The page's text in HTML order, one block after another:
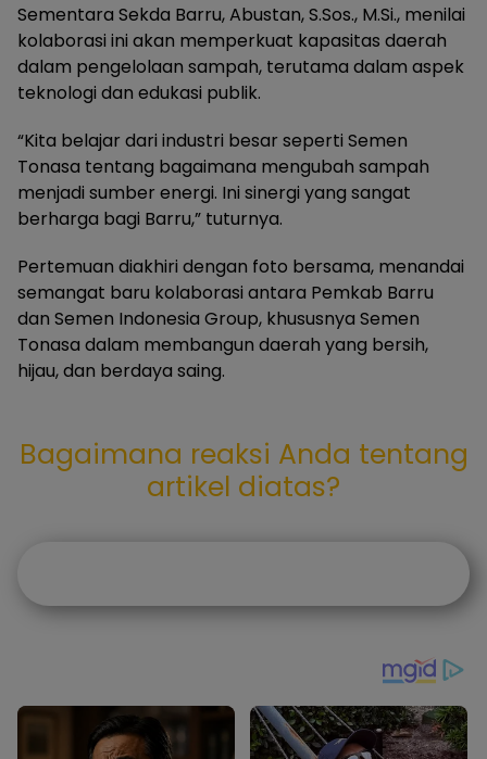
Sementara Sekda Barru, Abustan, S.Sos., M.Si., menilai
kolaborasi ini akan memperkuat kapasitas daerah
dalam pengelolaan sampah, terutama dalam aspek
teknologi dan edukasi publik.
“Kita belajar dari industri besar seperti Semen
Tonasa tentang bagaimana mengubah sampah
menjadi sumber energi. Ini sinergi yang sangat
berharga bagi Barru,” tuturnya.
Pertemuan diakhiri dengan foto bersama, menandai
semangat baru kolaborasi antara Pemkab Barru
dan Semen Indonesia Group, khususnya Semen
Tonasa dalam membangun daerah yang bersih,
hijau, dan berdaya saing.
Bagaimana reaksi Anda tentang
artikel diatas?